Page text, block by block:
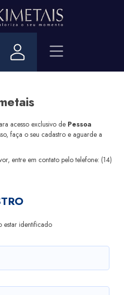
acesso exclusivo de Pessoa
faça o seu cadastro e aguarde a
entre em contato pelo telefone: (14)
estar identificado